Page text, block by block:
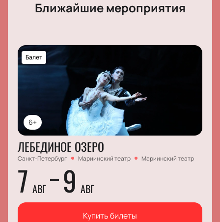
Ближайшие мероприятия
6+
Балет
ЛЕБЕДИНОЕ ОЗЕРО
Санкт-Петербург Мариинский театр Мариинский театр
7 АВГ 9 АВГ
Купить билеты